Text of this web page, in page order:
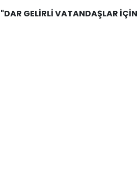
"DAR GELİRLİ VATANDAŞLAR